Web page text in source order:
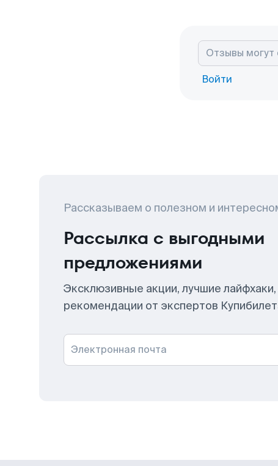
Войти
Рассказываем о полезном и
Рассылка с выгодными
предложениями
Эксклюзивные акции, лучшие
рекомендации от экспертов
Электронная почта